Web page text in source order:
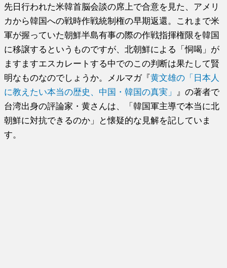
先日行われた米韓首脳会談の席上で合意を見た、アメリ
カから韓国への戦時作戦統制権の早期返還。これまで米
軍が握っていた朝鮮半島有事の際の作戦指揮権限を韓国
に移譲するというものですが、北朝鮮による「恫喝」が
ますますエスカレートする中でのこの判断は果たして賢
明なものなのでしょうか。メルマガ『黄文雄の「日本人
に教えたい本当の歴史、中国・韓国の真実」
』の著者で
台湾出身の評論家・黄さんは、「韓国軍主導で本当に北
朝鮮に対抗できるのか」と懐疑的な見解を記していま
す。